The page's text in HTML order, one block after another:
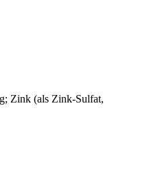
Zink (als Zink-Sulfat,